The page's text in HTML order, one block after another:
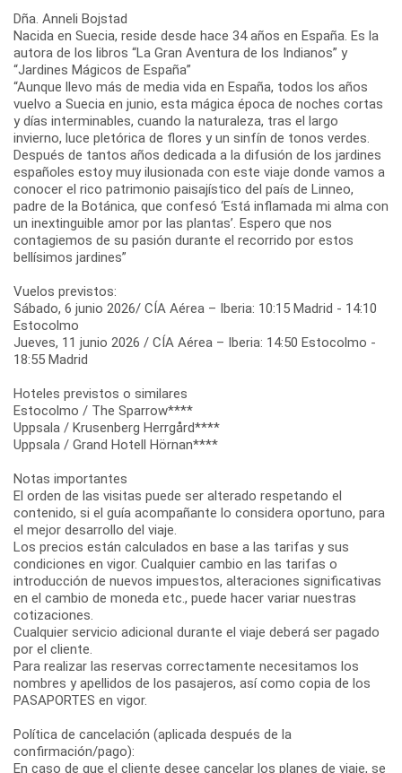
Dña. Anneli Bojstad
Nacida en Suecia, reside desde hace 34 años en España. Es la
autora de los libros “La Gran Aventura de los Indianos” y
“Jardines Mágicos de España”
“Aunque llevo más de media vida en España, todos los años
vuelvo a Suecia en junio, esta mágica época de noches cortas
y días interminables, cuando la naturaleza, tras el largo
invierno, luce pletórica de flores y un sinfín de tonos verdes.
Después de tantos años dedicada a la difusión de los jardines
españoles estoy muy ilusionada con este viaje donde vamos a
conocer el rico patrimonio paisajístico del país de Linneo,
padre de la Botánica, que confesó ‘Está inflamada mi alma con
un inextinguible amor por las plantas’. Espero que nos
contagiemos de su pasión durante el recorrido por estos
bellísimos jardines”
Vuelos previstos:
Sábado, 6 junio 2026/ CÍA Aérea – Iberia: 10:15 Madrid - 14:10
Estocolmo
Jueves, 11 junio 2026 / CÍA Aérea – Iberia: 14:50 Estocolmo -
18:55 Madrid
Hoteles previstos o similares
Estocolmo / The Sparrow****
Uppsala / Krusenberg Herrgård****
Uppsala / Grand Hotell Hörnan****
Notas importantes
El orden de las visitas puede ser alterado respetando el
contenido, si el guía acompañante lo considera oportuno, para
el mejor desarrollo del viaje.
Los precios están calculados en base a las tarifas y sus
condiciones en vigor. Cualquier cambio en las tarifas o
introducción de nuevos impuestos, alteraciones significativas
en el cambio de moneda etc., puede hacer variar nuestras
cotizaciones.
Cualquier servicio adicional durante el viaje deberá ser pagado
por el cliente.
Para realizar las reservas correctamente necesitamos los
nombres y apellidos de los pasajeros, así como copia de los
PASAPORTES en vigor.
Política de cancelación (aplicada después de la
confirmación/pago):
En caso de que el cliente desee cancelar los planes de viaje, se